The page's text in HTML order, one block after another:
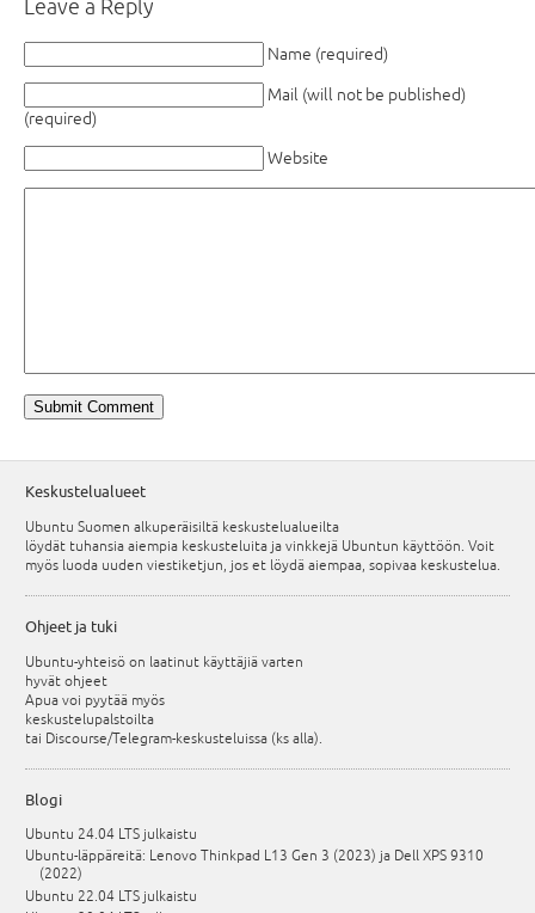
Leave a Reply
Name (required)
Mail (will not be published)
(required)
Website
Keskustelualueet
Ubuntu Suomen alkuperäisiltä keskustelualueilta
löydät tuhansia aiempia keskusteluita ja vinkkejä Ubuntun käyttöön. Voit
myös luoda uuden viestiketjun, jos et löydä aiempaa, sopivaa keskustelua.
Ohjeet ja tuki
Ubuntu-yhteisö on laatinut käyttäjiä varten
hyvät ohjeet
Apua voi pyytää myös
keskustelupalstoilta
tai Discourse/Telegram-keskusteluissa (ks alla).
Blogi
Ubuntu 24.04 LTS julkaistu
Ubuntu-läppäreitä: Lenovo Thinkpad L13 Gen 3 (2023) ja Dell XPS 9310
(2022)
Ubuntu 22.04 LTS julkaistu